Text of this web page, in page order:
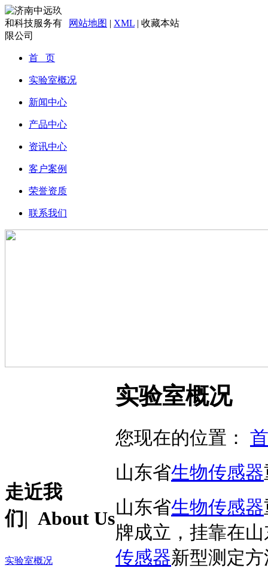
网站地图 | XML | 收藏本站
首 页
实验室概况
新闻中心
产品中心
资讯中心
客户案例
荣誉资质
联系我们
走近我
们| About Us
实验室概况
实验室概况
您现在的位置：
山东省生物传感器
山东省生物传感器
牌成立，挂靠在
传感器新型测定